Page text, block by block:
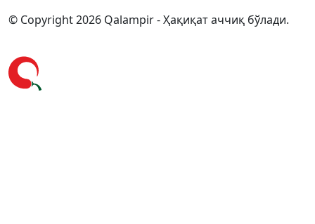
© Copyright 2026 Qalampir - Ҳақиқат аччиқ бўлади.